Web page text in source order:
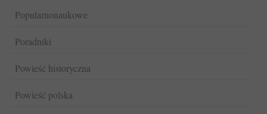
Popularnonaukowe
Poradniki
Powieść historyczna
Powieść polska